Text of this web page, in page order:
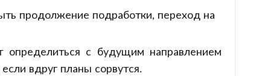
продолжение подработки, переход на
с будущим направлением
вдруг планы сорвутся.